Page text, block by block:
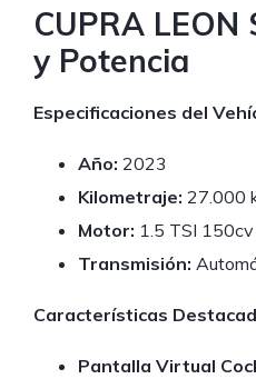
CUPRA LEON
y Potencia
Especificaciones del
Año: 2023
Kilometraje: 27.000
Motor: 1.5 TSI
Transmisión:
Características
Pantalla Virtual